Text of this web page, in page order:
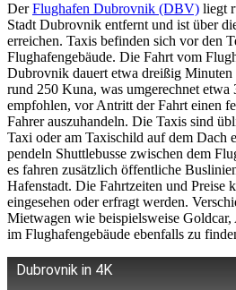
DerFlughafen Dubrovnik (DBV) liegt
Stadt Dubrovnik entfernt und ist über
erreichen. Taxis befinden sich vor den
Flughafengebäude. Die Fahrt vom
Dubrovnik dauert etwa dreißig Minuten
rund 250 Kuna, was umgerechnet
empfohlen, vor Antritt der Fahrt einen
Fahrer auszuhandeln. Die Taxis sind
Taxi oder am Taxischild auf dem Dach
pendeln Shuttlebusse zwischen dem
es fahren zusätzlich öffentliche
Hafenstadt. Die Fahrtzeiten und Preise
eingesehen oder erfragt werden.
Mietwagen wie beispielsweise
im Flughafengebäude ebenfalls zu
Dubrovnik in 4K